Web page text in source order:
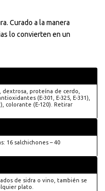
Curado a la manera
lo convierten en un
dextrosa, proteína de cerdo,
(E-301, E-325, E-331),
colorante (E-120). Retirar
16 salchichones – 40
de sidra o vino, también se
plato.